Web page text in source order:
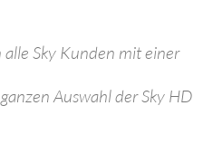
Sky Kunden mit einer
Auswahl der Sky HD